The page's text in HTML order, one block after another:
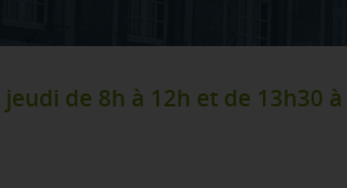
de 8h à 12h et de 13h30